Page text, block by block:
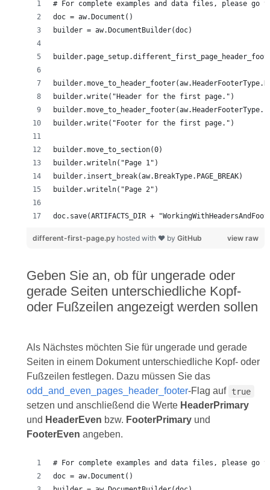
doc.save(ARTIFACTS_DIR +
view raw
different-first-page.py hosted with ❤ by GitHub
Geben Sie an, ob für ungerade oder
gerade Seiten unterschiedliche Kopf-
oder Fußzeilen angezeigt werden sollen
Als Nächstes möchten Sie für ungerade und gerade
Seiten in einem Dokument unterschiedliche Kopf- oder
Fußzeilen festlegen. Dazu müssen Sie das
odd_and_even_pages_header_footer-Flag auf true
setzen und anschließend die Werte HeaderPrimary
und HeaderEven bzw. FooterPrimaryund
FooterEven angeben.